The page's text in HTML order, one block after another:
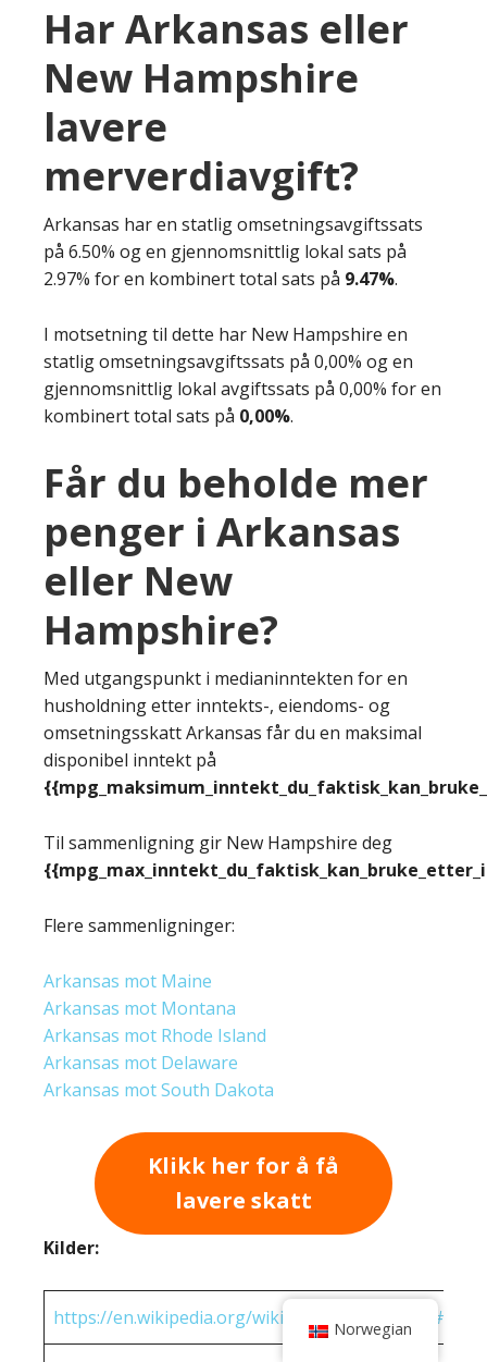
Har Arkansas eller
New Hampshire
lavere
merverdiavgift?
Arkansas har en statlig omsetningsavgiftssats
på 6.50% og en gjennomsnittlig lokal sats på
2.97% for en kombinert total sats på 9.47%.
I motsetning til dette har New Hampshire en
statlig omsetningsavgiftssats på 0,00% og en
gjennomsnittlig lokal avgiftssats på 0,00% for en
kombinert total sats på 0,00%.
Får du beholde mer
penger i Arkansas
eller New
Hampshire?
Med utgangspunkt i medianinntekten for en
husholdning etter inntekts-, eiendoms- og
omsetningsskatt Arkansas får du en maksimal
disponibel inntekt på
Til sammenligning gir New Hampshire deg
Flere sammenligninger:
Arkansas mot Maine
Arkansas mot Montana
Arkansas mot Rhode Island
Arkansas mot Delaware
Arkansas mot South Dakota
Klikk her for å få
lavere skatt
Kilder:
https://en.wikipedia.org/wiki/ Norwegian